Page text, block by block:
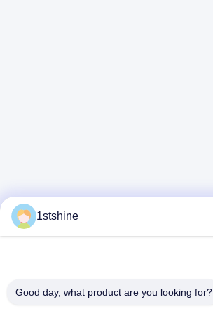
1stshine
Good day, what product are you looking for?